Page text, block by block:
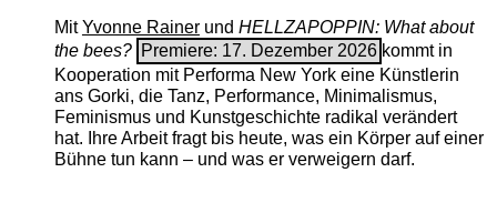
MitYvonne Rainerund HELLZAPOPPIN: What about
the bees? Premiere: 17. Dezember 2026 kommt in
Kooperation mit Performa New York eine Künstlerin
ans Gorki, die Tanz, Performance, Minimalismus,
Feminismus und Kunstgeschichte radikal verändert
hat. Ihre Arbeit fragt bis heute, was ein Körper auf einer
Bühne tun kann – und was er verweigern darf.